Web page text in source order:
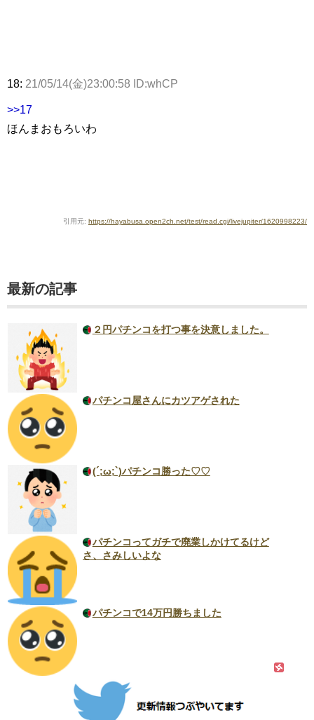
18: 21/05/14(金)23:00:58 ID:whCP
>>17
ほんまおもろいわ
引用元: https://hayabusa.open2ch.net/test/read.cgi/livejupiter/1620998223/
最新の記事
２円パチンコを打つ事を決意しました。
パチンコ屋さんにカツアゲされた
(´;ω;`)パチンコ勝った♡♡
パチンコってガチで廃業しかけてるけど
さ、さみしいよな
パチンコで14万円勝ちました